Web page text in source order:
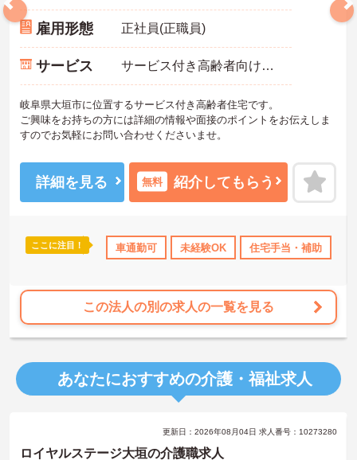
年間休日110日以上 研修制度あり 産休･育休･介護休暇取得実
雇用形態 正社員(正職員)
サービス サービス付き高齢者向け住宅（サ高住）
岐阜県大垣市に位置するサービス付き高齢者住宅です。
ご興味をお持ちの方には詳細の情報や面接のポイントをお伝えしま
すのでお気軽にお問い合わせくださいませ。
詳細を見る 無料 紹介してもらう
ここに注目！ 車通勤可 未経験OK 住宅手当・補助
この法人の別の求人の一覧を見る
あなたにおすすめの介護・福祉求人
更新日：2026年08月04日 求人番号：10273280
ロイヤルステージ大垣の介護職求人